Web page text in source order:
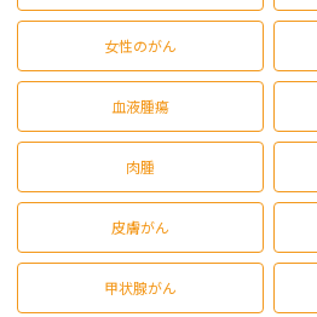
女性のがん
血液腫瘍
肉腫
皮膚がん
甲状腺がん